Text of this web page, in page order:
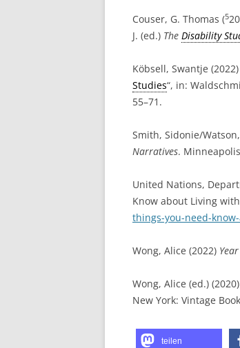
Couser, G. Thomas (5
J. (ed.) The Disability
Köbsell, Swantje
Studies“, in:
55–71.
Smith, Sidonie/
Narratives.
United Nations,
Know about Living
things-you-need-
Wong, Alice (2022)
Wong, Alice (ed.) (2020)
New York: Vintage
teilen